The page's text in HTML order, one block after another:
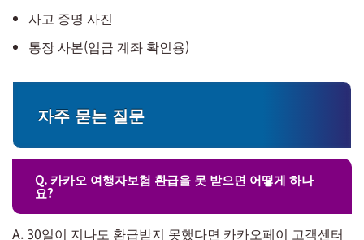
사고 증명 사진
통장 사본(입금 계좌 확인용)
자주 묻는 질문
Q. 카카오 여행자보험 환급을 못 받으면 어떻게 하나
요?
A. 30일이 지나도 환급받지 못했다면 카카오페이 고객센터